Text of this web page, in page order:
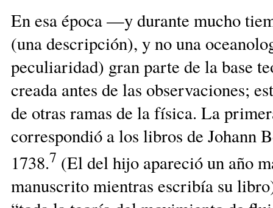
En esa época —y durante mucho
(una descripción), y no una
peculiaridad) gran parte de la base
creada antes de las observaciones;
de otras ramas de la física. La
correspondió a los libros de Johann
1738.7 (El del hijo apareció un año
manuscrito mientras escribía su